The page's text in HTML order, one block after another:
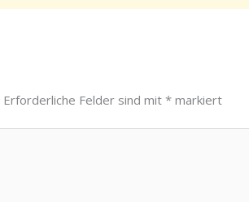
Erforderliche Felder sind mit* markiert